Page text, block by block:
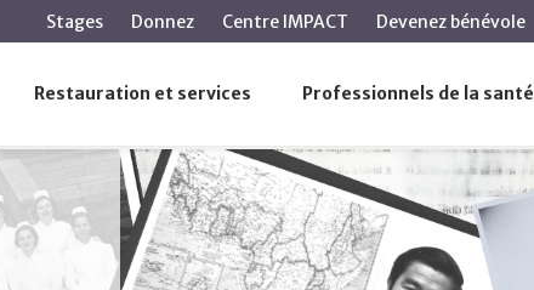
principal
Restauration et services Professionnels de la santé
Stages Donnez Centre IMPACT Devenez bénévole